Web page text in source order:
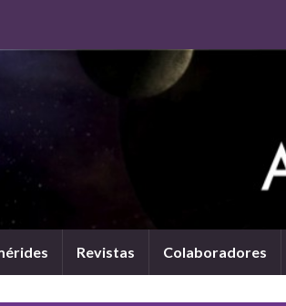
Revistas Colaboradores